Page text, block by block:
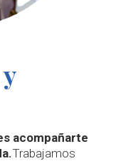
acompañarte
Trabajamos